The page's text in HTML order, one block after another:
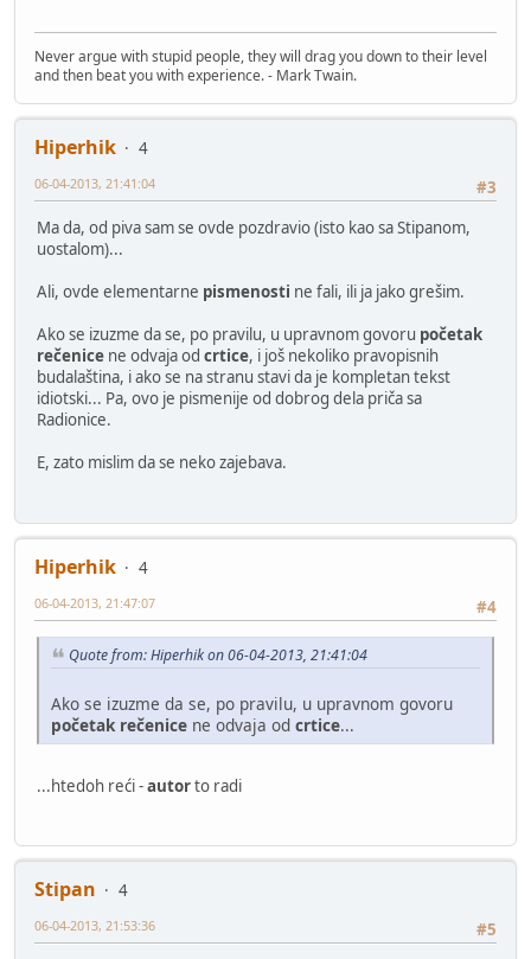
Never argue with stupid people, they will drag you down to their level
and then beat you with experience. - Mark Twain.
Hiperhik
4
#3
06-04-2013, 21:41:04
Ma da, od piva sam se ovde pozdravio (isto kao sa Stipanom,
uostalom)...
Ali, ovde elementarne pismenosti ne fali, ili ja jako grešim.
Ako se izuzme da se, po pravilu, u upravnom govoru početak
rečenice ne odvaja od crtice, i još nekoliko pravopisnih
budalaština, i ako se na stranu stavi da je kompletan tekst
idiotski... Pa, ovo je pismenije od dobrog dela priča sa
Radionice.
E, zato mislim da se neko zajebava.
Hiperhik
4
#4
06-04-2013, 21:47:07
Quote from: Hiperhik on 06-04-2013, 21:41:04
Ako se izuzme da se, po pravilu, u upravnom govoru
početak rečenice ne odvaja od crtice...
...htedoh reći -autorto radi
Stipan
4
#5
06-04-2013, 21:53:36